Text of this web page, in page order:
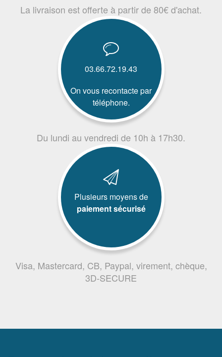
La livraison est offerte à partir de 80€ d'achat.
03.66.72.19.43
On vous recontacte par
téléphone.
Du lundi au vendredi de 10h à 17h30.
Plusieurs moyens de
paiement sécurisé
Visa, Mastercard, CB, Paypal, virement, chèque,
3D-SECURE